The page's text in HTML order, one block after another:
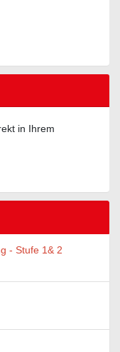
in Ihrem
- Stufe 1& 2